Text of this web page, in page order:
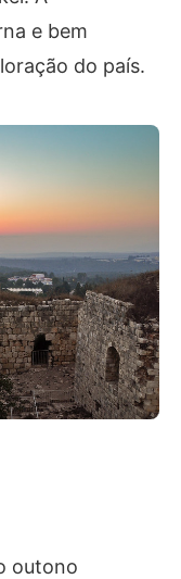
e bem
do país.
outono